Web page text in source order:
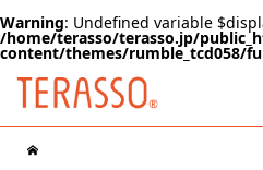
Warning: Undefined variable
/home/terasso/terasso.jp/
content/themes/rumble_tcd058/